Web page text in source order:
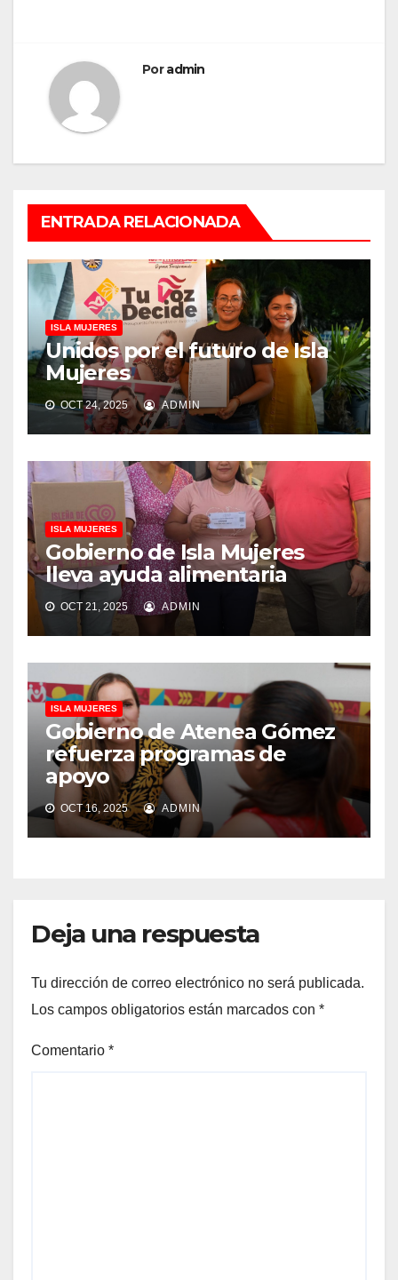
Poradmin
ENTRADA RELACIONADA
ISLA MUJERES
Unidos por el futuro de Isla
Mujeres
OCT 24, 2025 ADMIN
ISLA MUJERES
Gobierno de Isla Mujeres
lleva ayuda alimentaria
OCT 21, 2025 ADMIN
ISLA MUJERES
Gobierno de Atenea Gómez
refuerza programas de
apoyo
OCT 16, 2025 ADMIN
Deja una respuesta
Tu dirección de correo electrónico no será publicada.
Los campos obligatorios están marcados con *
Comentario *